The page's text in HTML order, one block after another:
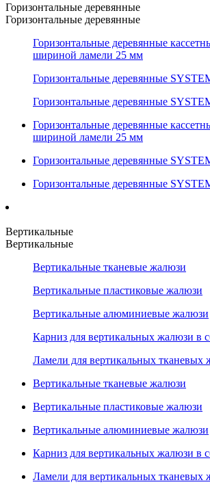
Горизонтальные деревянные
Горизонтальные деревянные
Горизонтальные деревянные
шириной ламели 25 мм
Горизонтальные деревянные
Горизонтальные деревянные
Горизонтальные деревянные
шириной ламели 25 мм
Горизонтальные деревянные
Горизонтальные деревянные
Вертикальные
Вертикальные
Вертикальные тканевые жалюзи
Вертикальные пластиковые жалюзи
Вертикальные алюминиевые жалюзи
Карниз для вертикальных жалюзи в
Ламели для вертикальных тканевых
Вертикальные тканевые жалюзи
Вертикальные пластиковые жалюзи
Вертикальные алюминиевые жалюзи
Карниз для вертикальных жалюзи в
Ламели для вертикальных тканевых